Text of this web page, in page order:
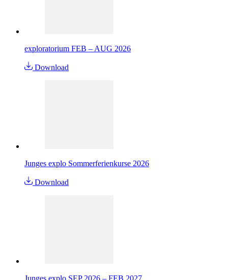
exploratorium FEB – AUG 2026
Download
Junges explo Sommerferienkurse 2026
Download
Junges explo SEP 2026 – FEB 2027